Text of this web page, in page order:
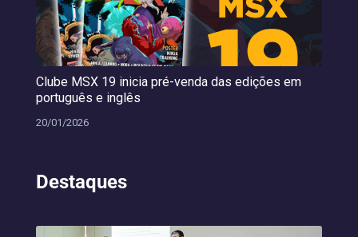
Clube MSX 19 inicia pré-venda das edições em
português e inglês
20/01/2026
Destaques